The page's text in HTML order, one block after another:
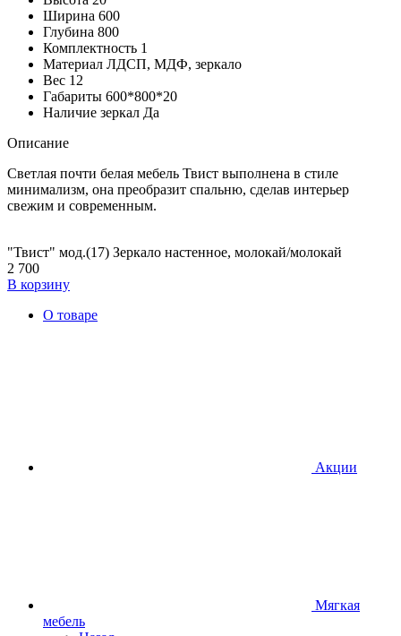
Ширина 600
Глубина 800
Комплектность 1
Материал ЛДСП, МДФ, зеркало
Вес 12
Габариты 600*800*20
Наличие зеркал Да
Описание
Светлая почти белая мебель Твист выполнена в стиле
минимализм, она преобразит спальню, сделав интерьер
свежим и современным.
"Твист" мод.(17) Зеркало настенное, молокай/молокай
2 700
В корзину
О товаре
Акции
Мягкая
мебель